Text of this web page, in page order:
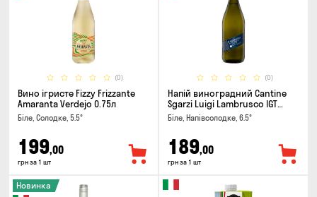
(0)
Вино ігристе Fizzy Frizzante
Amaranta Verdejo 0.75л
Біле, Солодке, 5.5°
199,00
грн за 1 шт
(0)
Напій виноградний Cantine
Sgarzi Luigi Lambrusco IGT
Emilia Bianca Frizziante 0.75л
Біле, Напівсолодке, 6.5°
189,00
грн за 1 шт
Новинка